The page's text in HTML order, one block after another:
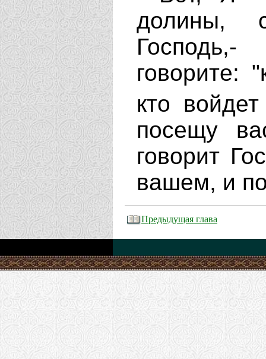
долины,
говорите:
кто
посещу
говорит
вашем, и
Предыдущая глава